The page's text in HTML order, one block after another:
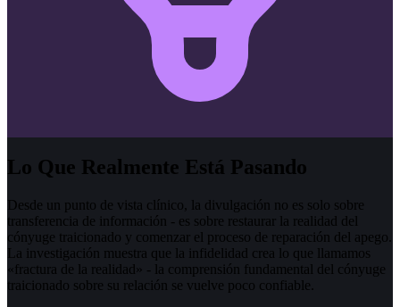
Lo Que Realmente Está Pasando
Desde un punto de vista clínico, la divulgación no es solo sobre
transferencia de información - es sobre restaurar la realidad del
cónyuge traicionado y comenzar el proceso de reparación del apego.
La investigación muestra que la infidelidad crea lo que llamamos
«fractura de la realidad» - la comprensión fundamental del cónyuge
traicionado sobre su relación se vuelve poco confiable.